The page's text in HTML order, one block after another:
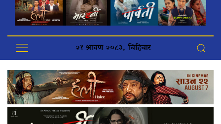
२१ श्रावण २०८३, बिहिबार